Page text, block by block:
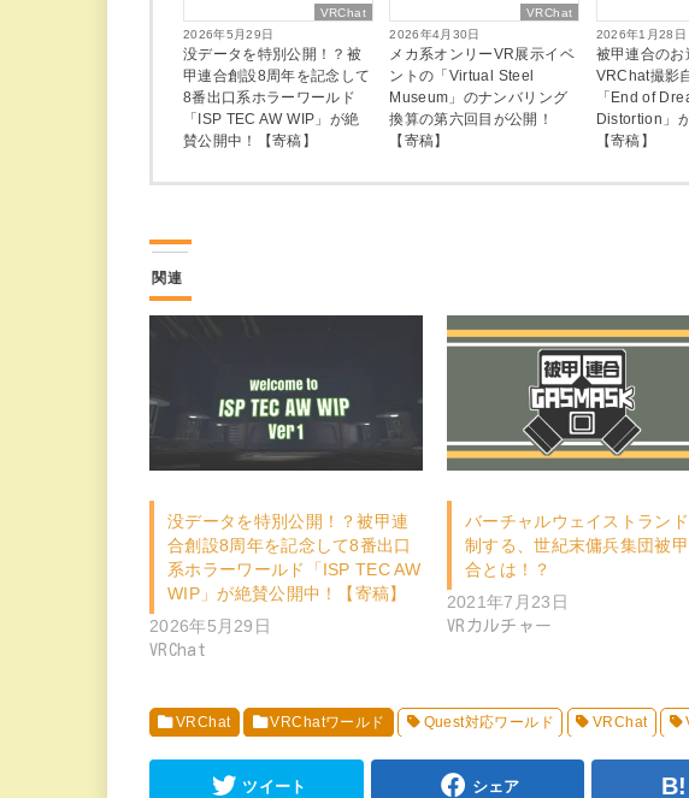
VRChat
2026年5月29日
没データを特別公開！？被
甲連合創設8周年を記念して
8番出口系ホラーワールド
「ISP TEC AW WIP」が絶
賛公開中！【寄稿】
VRChat
2026年4月30日
メカ系オンリーVR展示イベ
ントの「Virtual Steel
Museum」のナンバリング
換算の第六回目が公開！
【寄稿】
2026年1月28日
被甲連合の
VRChat撮影
「End of
Distortion」
【寄稿】
関連
没データを特別公開！？被甲連
合創設8周年を記念して8番出口
系ホラーワールド「ISP TEC AW
WIP」が絶賛公開中！【寄稿】
2026年5月29日
VRChat
バーチャルウェイストラン
制する、世紀末傭兵集団被
合とは！？
2021年7月23日
VRカルチャー
VRChat VRChatワールド Quest対応ワールド VRChat
ツイート シェア